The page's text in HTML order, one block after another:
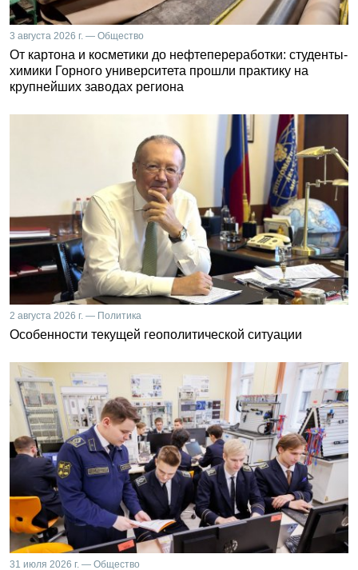
3 августа 2026 г. — Общество
От картона и косметики до нефтепереработки: студенты-
химики Горного университета прошли практику на
крупнейших заводах региона
2 августа 2026 г. — Политика
Особенности текущей геополитической ситуации
31 июля 2026 г. — Общество